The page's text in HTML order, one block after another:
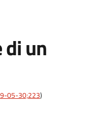
un
05-30;223)